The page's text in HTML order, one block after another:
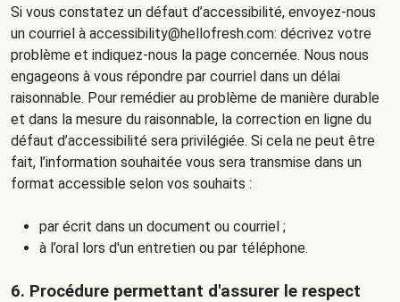
Si vous constatez un défaut d’accessibilité, envoyez-nous
un courriel à accessibility@hellofresh.com: décrivez votre
problème et indiquez-nous la page concernée. Nous nous
engageons à vous répondre par courriel dans un délai
raisonnable. Pour remédier au problème de manière durable
et dans la mesure du raisonnable, la correction en ligne du
défaut d’accessibilité sera privilégiée. Si cela ne peut être
fait, l’information souhaitée vous sera transmise dans un
format accessible selon vos souhaits :
par écrit dans un document ou courriel ;
à l’oral lors d'un entretien ou par téléphone.
6. Procédure permettant d'assurer le respect